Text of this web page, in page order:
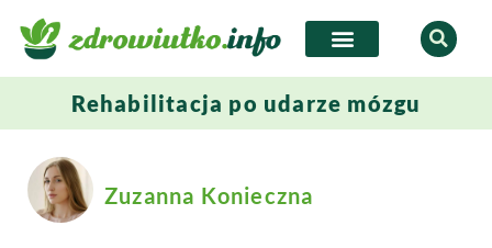
Rehabilitacja po udarze mózgu
Zuzanna Konieczna